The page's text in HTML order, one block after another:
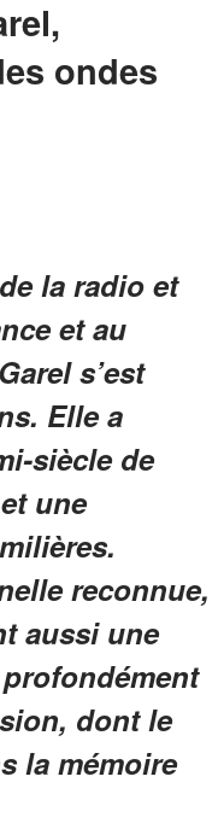
ondes
la radio et
et au
s’est
Elle a
siècle de
une
reconnue,
aussi une
dont le
la mémoire